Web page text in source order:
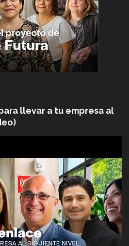
llevar a tu empresa al